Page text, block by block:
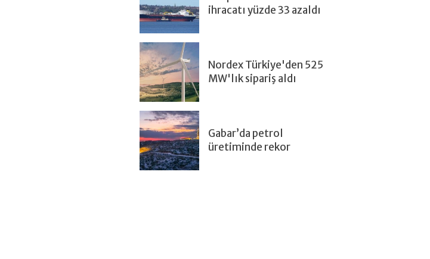
ihracatı yüzde 33 azaldı
Nordex Türkiye'den 525
MW'lık sipariş aldı
Gabar’da petrol
üretiminde rekor